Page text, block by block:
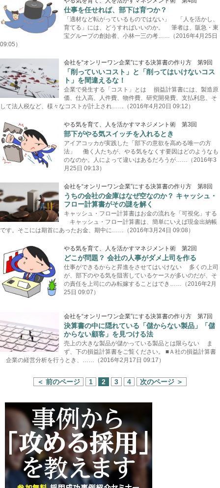
仕事を任せれば、部下は育つか？
「適材など転がっているものではない」 「人を活かし、
育てる」には、どうすればいいのか。 筆者は、阪急・東
宝グループの創始者、小林一三の考……（2016年4月25日
09:05）
会社を“オンリーワン企業”にする決算書の作り方 第9回
「削っていいコスト」と「削ってはいけないコス
ト」を間違えるな！
企業で発生する「コスト」とは 損益計算書には、製造原
価、仕入高、人件費、物件費、研究開発費、支払利息、そ
して法人税など、様々なコストが計上され……（2016年4月20日 09:12）
やる気を育て、人を活かすマネジメント術 第3回
部下がやる気スイッチを入れるとき
アイアコッカが実践した「部下の意欲を高める唯一の方
法」 働く人たちが、やる気をなくす要因はどのようなも
のなのか。人によって違いはあるだろうが……（2016年3
月25日 09:13）
会社を“オンリーワン企業”にする決算書の作り方 第8回
うちの会社の金庫はなぜ空なのか？ キャッシュ・
フロー計算書がその謎を解く
キャッシュ・フロー計算書はお金の流れを「可視化」する
キャッシュ・フロー計算書は、簡単にいえば現金出納帳
です。そこには期首にあったお金、期中に……（2016年3月24日 09:08）
やる気を育て、人を活かすマネジメント術 第2回
どこが問題？ 会社の人事がダメ上司を作る
仕事ができるからと昇進をさせてはいけない 多くの上司
が、部下のやる気を阻害しているケースが多いのだが、そ
の責任を上司にのみ転嫁することはでき……（2016年2月
25日 09:07）
会社を“オンリーワン企業”にする決算書の作り方 第7回
決算書の中に隠れている「儲からない製品」「儲
からない顧客」を見つける法
売上の大きな製品が儲かっている製品とは限らない ま
ず、下の損益計算書をご覧ください。 ■Ａ社の損益計算書
企業の経営分析を行うとき、……（2016年2月17日 09:17）
＜ 前のページ 1 2 3 4 次のページ ＞